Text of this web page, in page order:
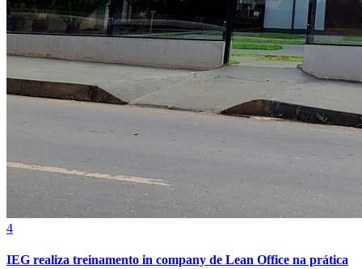
4
IEG realiza treinamento in company de Lean Office na prática